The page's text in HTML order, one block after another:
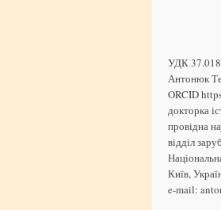
УДК
Антонюк
ORCID
докторка
провідна
відділ
Київ,
e-mail: